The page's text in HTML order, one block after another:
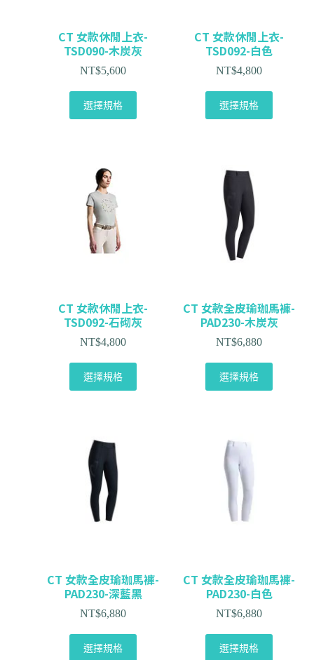
CT 女款休閒上衣-
TSD090-木炭灰
NT$5,600
選擇規格
CT 女款休閒上衣-
TSD092-白色
NT$4,800
選擇規格
CT 女款休閒上衣-
TSD092-石砌灰
NT$4,800
選擇規格
CT 女款全皮瑜珈馬褲-
PAD230-木炭灰
NT$6,880
選擇規格
CT 女款全皮瑜珈馬褲-
PAD230-深藍黑
NT$6,880
選擇規格
CT 女款全皮瑜珈馬褲-
PAD230-白色
NT$6,880
選擇規格